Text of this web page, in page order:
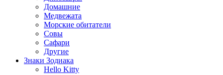
Домашние
Медвежата
Морские обитатели
Совы
Сафари
Другие
Знаки Зодиака
Hello Kitty